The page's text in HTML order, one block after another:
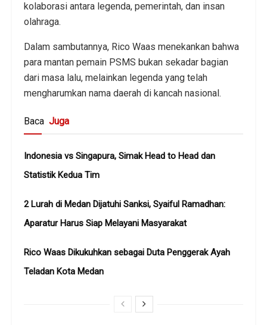
kolaborasi antara legenda, pemerintah, dan insan
olahraga.
Dalam sambutannya, Rico Waas menekankan bahwa
para mantan pemain PSMS bukan sekadar bagian
dari masa lalu, melainkan legenda yang telah
mengharumkan nama daerah di kancah nasional.
Baca Juga
Indonesia vs Singapura, Simak Head to Head dan
Statistik Kedua Tim
2 Lurah di Medan Dijatuhi Sanksi, Syaiful Ramadhan:
Aparatur Harus Siap Melayani Masyarakat
Rico Waas Dikukuhkan sebagai Duta Penggerak Ayah
Teladan Kota Medan